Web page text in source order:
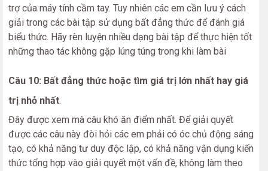
trợ của máy tính cầm tay. Tuy nhiên các em cần lưu ý cách
giải trong các bài tập sử dụng bất đẳng thức để đánh giá
biểu thức. Hãy rèn luyện nhiều dạng bài tập để thực hiện tốt
những thao tác không gặp lúng túng trong khi làm bài
Câu 10: Bất đẳng thức hoặc tìm giá trị lớn nhất hay giá
trị nhỏ nhất.
Đây được xem mà câu khó ăn điểm nhất. Để giải quyết
được các câu này đòi hỏi các em phải có óc chủ động sáng
tạo, có khả năng tư duy độc lập, có khả năng vận dụng kiến
thức tổng hợp vào giải quyết một vấn đề, không làm theo